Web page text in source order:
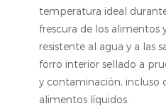
temperatura ideal
frescura de los alimentos
resistente al agua y a las
forro interior sellado a
y contaminación, incluso
alimentos líquidos.